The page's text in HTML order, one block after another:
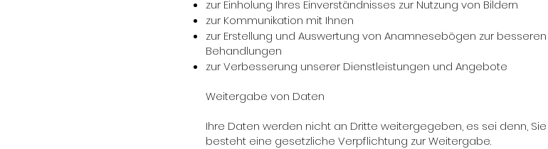
zur Einholung Ihres Einverständnisses zur Nutzung von Bildern
zur Kommunikation mit Ihnen
zur Erstellung und Auswertung von Anamnesebögen zur
Behandlungen
zur Verbesserung unserer Dienstleistungen und Angebote
Weitergabe von Daten
Ihre Daten werden nicht an Dritte weitergegeben, es sei denn,
besteht eine gesetzliche Verpflichtung zur Weitergabe.